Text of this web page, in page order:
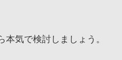
気で検討しましょう。